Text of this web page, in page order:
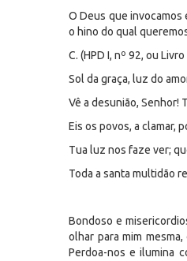
O Deus que invocamos
o hino do qual
C. (HPD I, nº 92, ou
Sol da graça, luz do
Vê a desunião, Senhor!
Eis os povos, a clamar,
Tua luz nos faze ver;
Toda a santa multidão
Bondoso e
olhar para mim
Perdoa-nos e ilumina